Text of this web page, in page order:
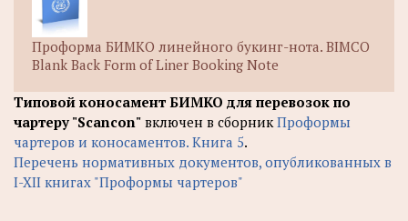
Проформа БИМКО линейного букинг-нота. BIMCO
Blank Back Form of Liner Booking Note
Типовой коносамент БИМКО для перевозок по
чартеру "Scancon" включен в сборникПроформы
чартеров и коносаментов. Книга 5.
Перечень нормативных документов, опубликованных в
I-XII книгах "Проформы чартеров"